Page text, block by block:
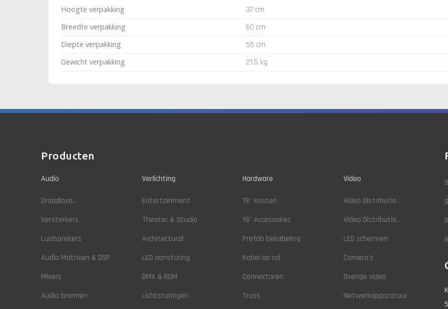
Hoogte verpakking 37 cm
Breedte verpakking 60 cm
Diepte verpakking 55 cm
Gewicht verpakking 21.5 kg
Producten
Audio
Draadloze...
Versterkers
Luidsprekers
Audio Matrixen & DSP
Mixers
Audio bronnen
Verlichting
Entertainment
Theater & Studio
Architectural
LED aansturing
DMX & RDM
Lichtsturingen
Hardware
19" Kasten
19" Accessoires
Prefab bekabeling
Kabel op rol
Connectoren
Truss
Video
Video Distributie...
Video Distributie...
LED schermen
Camera's
Overige video
Netwerkapparatuur